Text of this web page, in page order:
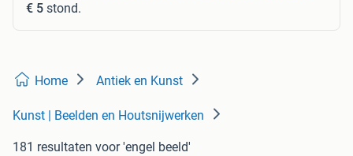
€ 5 stond.
Home Antiek en Kunst
Kunst | Beelden en Houtsnijwerken
181 resultaten voor 'engel beeld'